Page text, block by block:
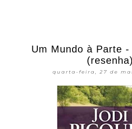
Um Mundo à Parte
(resenha)
quarta-feira, 27 de